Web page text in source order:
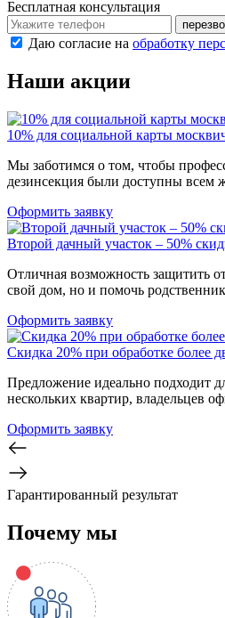
Бесплатная консультация
Даю согласие на обработку
Наши акции
10% для социальной карты
Мы заботимся о том, чтобы
дезинсекция были доступны всем
Оформить заявку
Второй дачный участок – 50%
Отличная возможность защитить
свой дом, но и помочь
Оформить заявку
Скидка 20% при обработке более
Предложение идеально подходит
нескольких квартир, владельцев
Оформить заявку
Гарантированный результат
Почему мы